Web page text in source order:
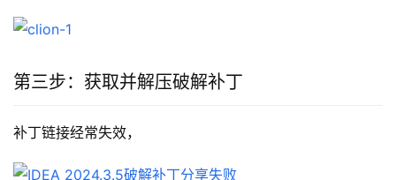
第三步：获取并解压破解补丁
补丁链接经常失效，